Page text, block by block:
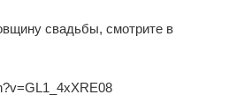
свадьбы, смотрите в